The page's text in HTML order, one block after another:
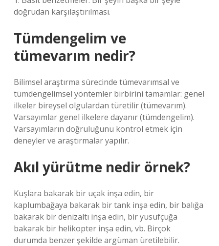
doğrudan karşılaştırılması.
Tümdengelim ve
tümevarım nedir?
Bilimsel araştırma sürecinde tümevarımsal ve
tümdengelimsel yöntemler birbirini tamamlar: genel
ilkeler bireysel olgulardan türetilir (tümevarım).
Varsayımlar genel ilkelere dayanır (tümdengelim).
Varsayımların doğruluğunu kontrol etmek için
deneyler ve araştırmalar yapılır.
Akıl yürütme nedir örnek?
Kuşlara bakarak bir uçak inşa edin, bir
kaplumbağaya bakarak bir tank inşa edin, bir balığa
bakarak bir denizaltı inşa edin, bir yusufçuğa
bakarak bir helikopter inşa edin, vb. Birçok
durumda benzer şekilde argüman üretilebilir.